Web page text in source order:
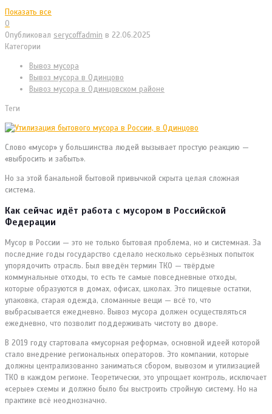
Показать все
0
Опубликовал serycoffadmin в 22.06.2025
Категории
Вывоз мусора
Вывоз мусора в Одинцово
Вывоз мусора в Одинцовском районе
Теги
Слово «мусор» у большинства людей вызывает простую реакцию —
«выбросить и забыть».
Но за этой банальной бытовой привычкой скрыта целая сложная
система.
Как сейчас идёт работа с мусором в Российской
Федерации
Мусор в России — это не только бытовая проблема, но и системная. За
последние годы государство сделало несколько серьёзных попыток
упорядочить отрасль. Был введён термин ТКО — твёрдые
коммунальные отходы, то есть те самые повседневные отходы,
которые образуются в домах, офисах, школах. Это пищевые остатки,
упаковка, старая одежда, сломанные вещи — всё то, что
выбрасывается ежедневно. Вывоз мусора должен осуществляться
ежедневно, что позволит поддерживать чистоту во дворе.
В 2019 году стартовала «мусорная реформа», основной идеей которой
стало внедрение региональных операторов. Это компании, которые
должны централизованно заниматься сбором, вывозом и утилизацией
ТКО в каждом регионе. Теоретически, это упрощает контроль, исключает
«серые» схемы и должно было бы выстроить стройную систему. Но на
практике всё неоднозначно.